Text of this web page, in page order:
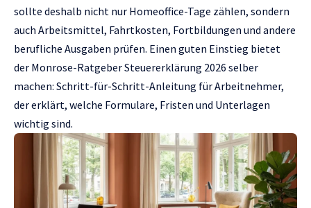
sollte deshalb nicht nur Homeoffice-Tage zählen, sondern
auch Arbeitsmittel, Fahrtkosten, Fortbildungen und andere
berufliche Ausgaben prüfen. Einen guten Einstieg bietet
der Monrose-RatgeberSteuererklärung 2026 selber
machen: Schritt-für-Schritt-Anleitung für Arbeitnehmer,
der erklärt, welche Formulare, Fristen und Unterlagen
wichtig sind.